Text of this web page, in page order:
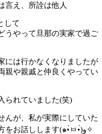
言え、所詮は他人
して
うやって旦那の実家で過ご
には行かなくなりましたが
親や親戚と仲良くやってい
られていました(笑)
んが、私が実際にしていた
旦那の実家でのお正月の過ごし方をお話しします(๑•̀ㅂ•́)و✧